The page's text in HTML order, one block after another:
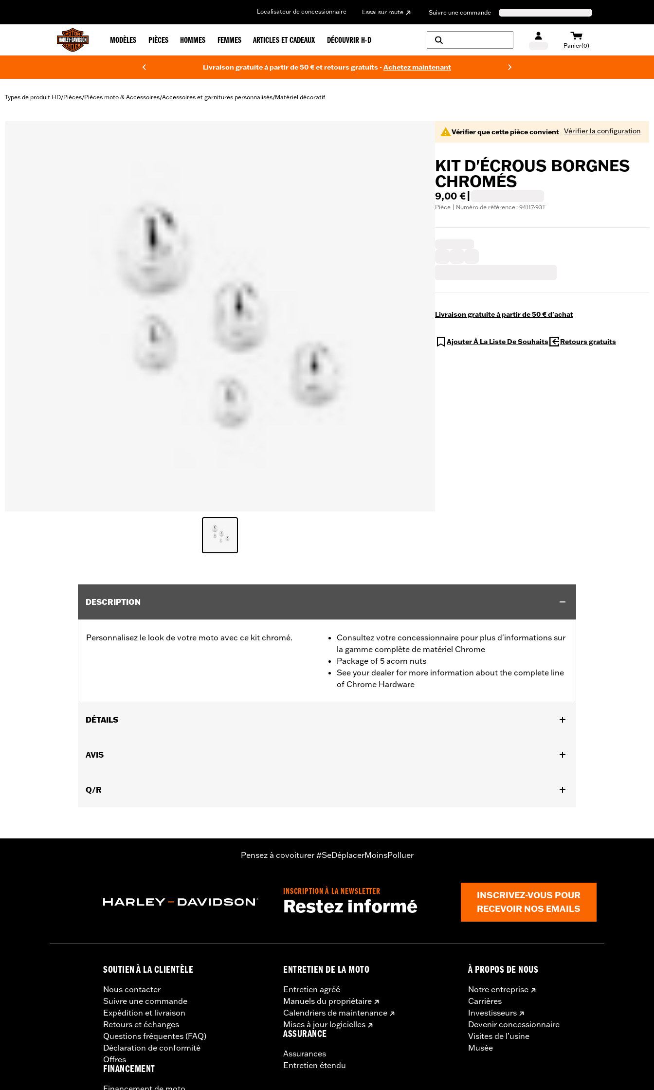
Localisateur de concessionnaire Essai sur route Suivre une commande
MODÈLES PIÈCES HOMMES FEMMES ARTICLES ET CADEAUX DÉCOUVRIR H-D
Panier(0)
Livraison gratuite à partir de 50 € et retours gratuits -Achetez maintenant
Types de produit HD/Pièces/Pièces moto & Accessoires/Accessoires et garnitures personnalisés/Matériel décoratif
Vérifier que cette pièce convient Vérifier la configuration
KIT D'ÉCROUS BORGNES
CHROMÉS
9,00 €
Pièce | Numéro de référence : 94117-93T
Livraison gratuite à partir de 50 € d'achat
Ajouter À La Liste De Souhaits Retours gratuits
DESCRIPTION
Personnalisez le look de votre moto avec ce kit chromé.
Consultez votre concessionnaire pour plus d'informations sur
la gamme complète de matériel Chrome
Package of 5 acorn nuts
See your dealer for more information about the complete line
of Chrome Hardware
DÉTAILS
Vendu à l'unité:
AVIS
Q/R
Pensez à covoiturer #SeDéplacerMoinsPolluer
INSCRIPTION À LA NEWSLETTER
Restez informé
INSCRIVEZ-VOUS POUR
RECEVOIR NOS EMAILS
SOUTIEN À LA CLIENTÈLE
Nous contacter
Suivre une commande
Expédition et livraison
Retours et échanges
Questions fréquentes (FAQ)
Déclaration de conformité
Offres
FINANCEMENT
ENTRETIEN DE LA MOTO
Entretien agréé
Manuels du propriétaire
Calendriers de maintenance
Mises à jour logicielles
ASSURANCE
Assurances
Entretien étendu
À PROPOS DE NOUS
Notre entreprise
Carrières
Investisseurs
Devenir concessionnaire
Visites de l’usine
Musée